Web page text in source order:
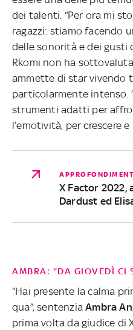
dei talenti. “Per ora mi
ragazzi: stiamo facendo
delle sonorità e dei gusti
Rkomi non ha
ammette di star vivendo
particolarmente intenso.
strumenti adatti per
l’emotività, per crescere
X Factor 2022,
Dardust ed
AMBRA: "DA GIOVEDÌ CI
“Hai presente la calma
qua”, sentenziaAmbra
prima volta da giudice di